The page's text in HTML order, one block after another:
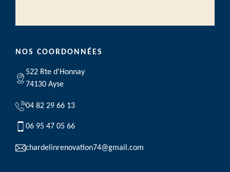
NOS COORDONNÉES
522 Rte d'Honnay
74130 Ayse
04 82 29 66 13
06 95 47 05 66
chardelinrenovation74@gmail.com